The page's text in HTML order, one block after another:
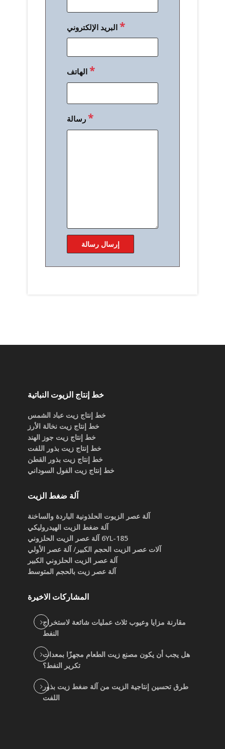
البريد الإلكتروني*
الهاتف*
رسالة*
خط إنتاج الزيوت النباتية
خط إنتاج زيت عباد الشمس
خط إنتاج زيت نخالة الأرز
خط إنتاج زيت جوز الهند
خط إنتاج زيت بذور اللفت
خط إنتاج زيت بذور القطن
خط إنتاج زيت الفول السوداني
آلة ضغط الزيت
آلة عصر الزيوت الحلذونية الباردة والساخنة
آلة ضغط الزيت الهيدروليكي
6YL-185 آلة عصر الزيت الحلزوني
آلات عصر الزيت الحجم الكبير/ آلة عصر الأولي
آلة عصر الزيت الحلزوني الكبير
آلة عصر زيت بالحجم المتوسط
المشاركات الاخيرة
مقارنة مزايا وعيوب ثلاث عمليات شائعة لاستخراج
النفط
هل يجب أن يكون مصنع زيت الطعام مجهزًا بمعدات
تكرير النفط؟
طرق تحسين إنتاجية الزيت من آلة ضغط زيت بذور
اللفت